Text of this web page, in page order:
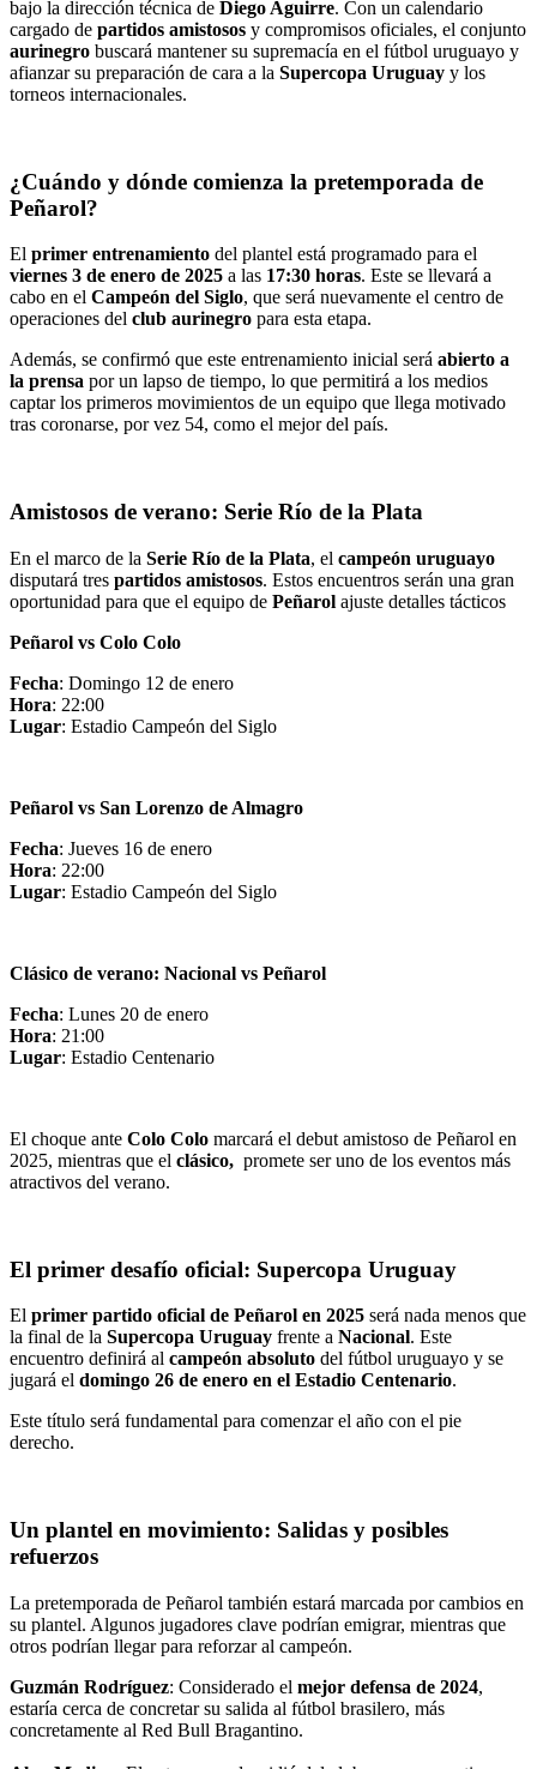
bajo la dirección técnica de Diego Aguirre. Con un calendario
cargado de partidos amistosos y compromisos oficiales, el conjunto
aurinegro buscará mantener su supremacía en el fútbol uruguayo y
afianzar su preparación de cara a la Supercopa Uruguay y los
torneos internacionales.
¿Cuándo y dónde comienza la pretemporada de
Peñarol?
El primer entrenamiento del plantel está programado para el
viernes 3 de enero de 2025 a las 17:30 horas. Este se llevará a
cabo en el Campeón del Siglo, que será nuevamente el centro de
operaciones del club aurinegro para esta etapa.
Además, se confirmó que este entrenamiento inicial será abierto a
la prensa por un lapso de tiempo, lo que permitirá a los medios
captar los primeros movimientos de un equipo que llega motivado
tras coronarse, por vez 54, como el mejor del país.
Amistosos de verano: Serie Río de la Plata
En el marco de la Serie Río de la Plata, el campeón uruguayo
disputará tres partidos amistosos. Estos encuentros serán una gran
oportunidad para que el equipo de Peñarol ajuste detalles tácticos
Peñarol vs Colo Colo
Fecha: Domingo 12 de enero
Hora: 22:00
Lugar: Estadio Campeón del Siglo
Peñarol vs San Lorenzo de Almagro
Fecha: Jueves 16 de enero
Hora: 22:00
Lugar: Estadio Campeón del Siglo
Clásico de verano: Nacional vs Peñarol
Fecha: Lunes 20 de enero
Hora: 21:00
Lugar: Estadio Centenario
El choque ante Colo Colo marcará el debut amistoso de Peñarol en
2025, mientras que el clásico, promete ser uno de los eventos más
atractivos del verano.
El primer desafío oficial: Supercopa Uruguay
El primer partido oficial de Peñarol en 2025 será nada menos que
la final de la Supercopa Uruguay frente a Nacional. Este
encuentro definirá al campeón absoluto del fútbol uruguayo y se
jugará el domingo 26 de enero en el Estadio Centenario.
Este título será fundamental para comenzar el año con el pie
derecho.
Un plantel en movimiento: Salidas y posibles
refuerzos
La pretemporada de Peñarol también estará marcada por cambios en
su plantel. Algunos jugadores clave podrían emigrar, mientras que
otros podrían llegar para reforzar al campeón.
Guzmán Rodríguez: Considerado el mejor defensa de 2024,
estaría cerca de concretar su salida al fútbol brasilero, más
concretamente al Red Bull Bragantino.